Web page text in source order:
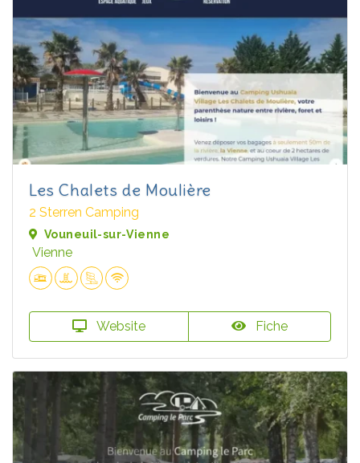
Les Chalets de Moulière
2 Sterren Camping
Vouneuil-sur-Vienne
Vienne
Website Fiche